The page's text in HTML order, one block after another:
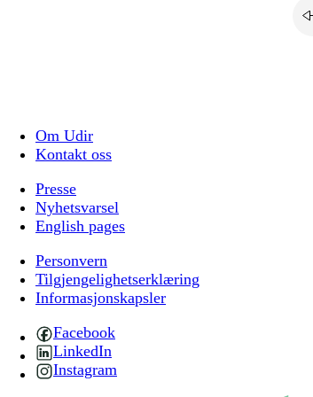
Om Udir
Kontakt oss
Presse
Nyhetsvarsel
English pages
Personvern
Tilgjengelighetserklæring
Informasjonskapsler
Facebook
LinkedIn
Instagram